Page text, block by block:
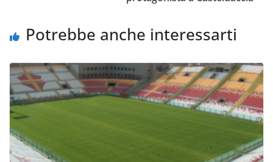
Potrebbe anche interessarti